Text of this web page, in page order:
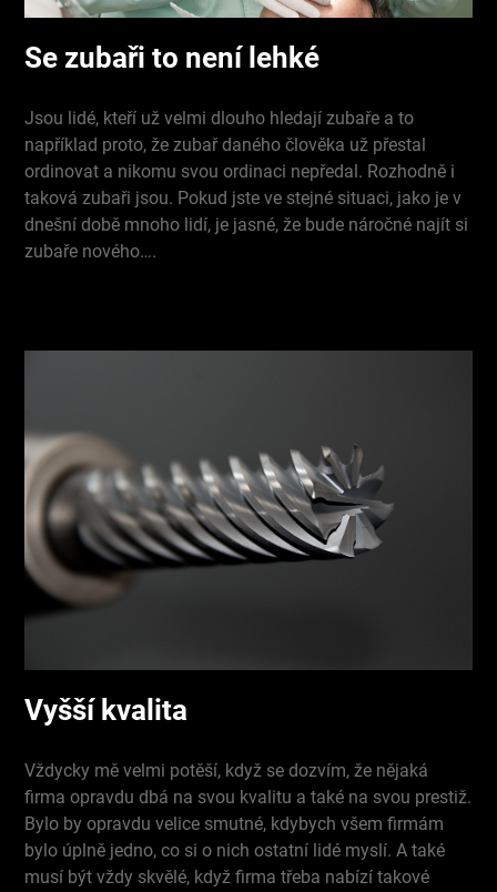
Se zubaři to není lehké
Jsou lidé, kteří už velmi dlouho hledají zubaře a to
například proto, že zubař daného člověka už přestal
ordinovat a nikomu svou ordinaci nepředal. Rozhodně i
taková zubaři jsou. Pokud jste ve stejné situaci, jako je v
dnešní době mnoho lidí, je jasné, že bude náročné najít si
zubaře nového….
Vyšší kvalita
Vždycky mě velmi potěší, když se dozvím, že nějaká
firma opravdu dbá na svou kvalitu a také na svou prestiž.
Bylo by opravdu velice smutné, kdybych všem firmám
bylo úplně jedno, co si o nich ostatní lidé myslí. A také
musí být vždy skvělé, když firma třeba nabízí takové